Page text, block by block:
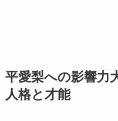
平愛梨への影響力
人格と才能